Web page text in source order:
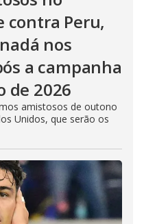
contra Peru,
nos
a campanha
de 2026
amistosos de outono
Unidos, que serão os